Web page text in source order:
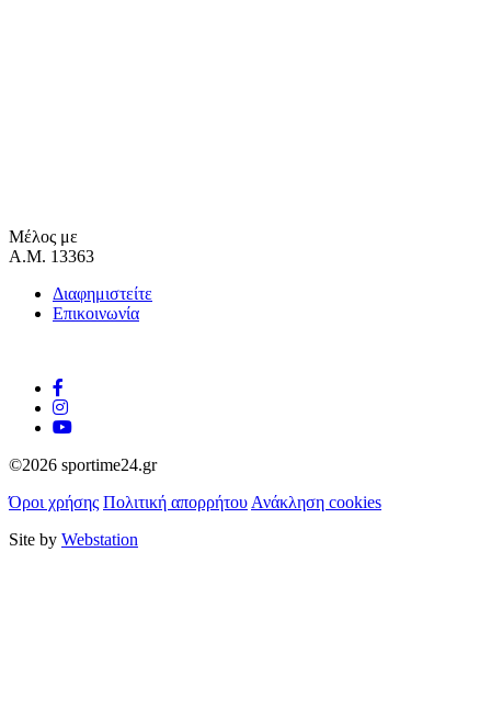
Μέλος με
Α.Μ. 13363
Διαφημιστείτε
Επικοινωνία
©2026 sportime24.gr
Όροι χρήσης Πολιτική απορρήτου Ανάκληση cookies
Site by Webstation